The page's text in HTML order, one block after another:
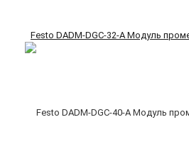
Festo DADM-DGC-32-A Модуль